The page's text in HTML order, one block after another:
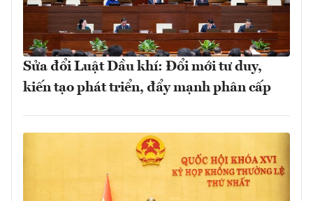
Sửa đổi Luật Dầu khí: Đổi mới tư duy,
kiến tạo phát triển, đẩy mạnh phân cấp